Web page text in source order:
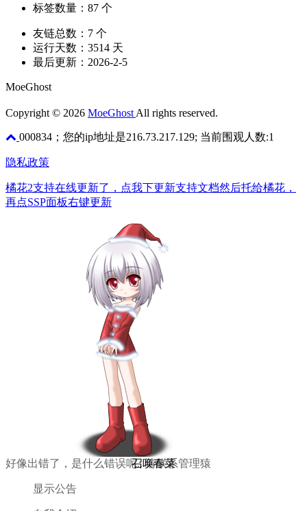
标签数量： 87 个
友链总数： 7 个
运行天数： 3514 天
最后更新： 2026-2-5
MoeGhost
Copyright © 2026 MoeGhost All rights reserved.
000834；您的ip地址是216.73.217.129; 当前围观人数:1
隐私政策
橘花2支持在线更新了，点我下更新支持文档然后托给橘花，
再点SSP面板右键更新
好像出错了，是什么错误呢...请联系管理猿
显示公告
召唤春菜